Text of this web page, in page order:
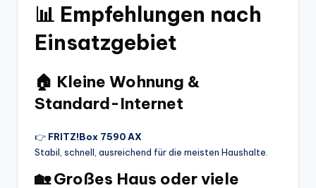
📊 Empfehlungen nach
Einsatzgebiet
🏠 Kleine Wohnung &
Standard-Internet
👉 FRITZ!Box 7590 AX
Stabil, schnell, ausreichend für die meisten Haushalte.
🏡Großes Haus oder viele